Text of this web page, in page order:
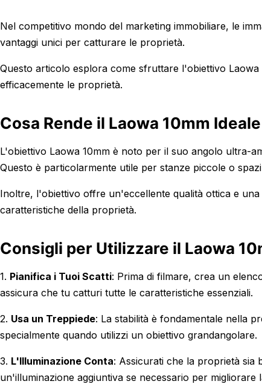
Nel competitivo mondo del marketing immobiliare, le
vantaggi unici per catturare le proprietà.
Questo articolo esplora come sfruttare l'obiettivo
efficacemente le proprietà.
Cosa Rende il Laowa 10mm
L'obiettivo Laowa 10mm è noto per il suo angolo ultra-
Questo è particolarmente utile per stanze piccole o
Inoltre, l'obiettivo offre un'eccellente qualità ottica e
caratteristiche della proprietà.
Consigli per Utilizzare il Laowa
1. Pianifica i Tuoi Scatti: Prima di filmare, crea un
assicura che tu catturi tutte le caratteristiche essenziali.
2. Usa un Treppiede: La stabilità è fondamentale nella
specialmente quando utilizzi un obiettivo grandangolare.
3. L'Illuminazione Conta: Assicurati che la proprietà sia
un'illuminazione aggiuntiva se necessario per migliorare